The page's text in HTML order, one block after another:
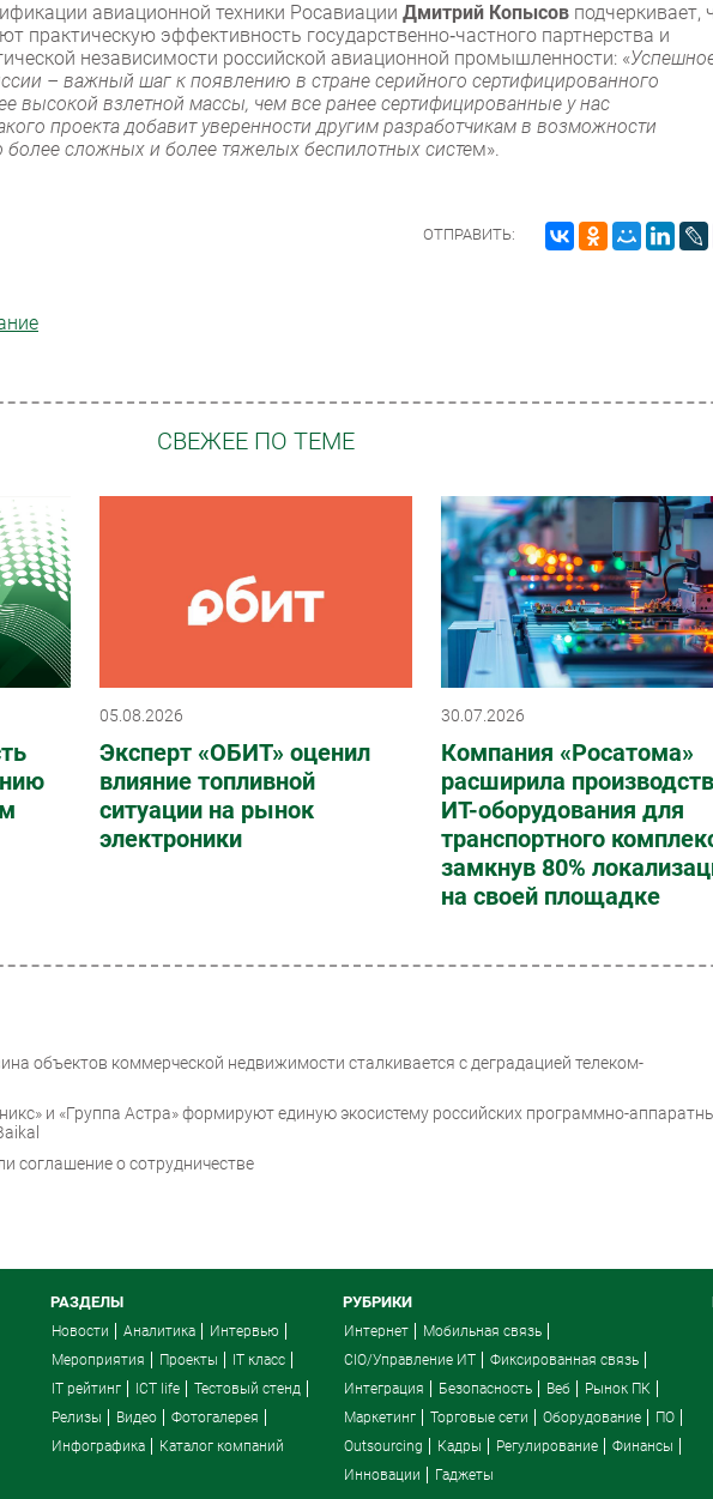
авиационной техники Росавиации Дмитрий Копысов подчеркивает,
практическую эффективность государственно‑частного партнерства и
независимости российской авиационной промышленности: «
– важный шаг к появлению в стране серийного сертифицированного
высокой взлетной массы, чем все ранее сертифицированные у нас
проекта добавит уверенности другим разработчикам в возможности
более сложных и более тяжелых беспилотных систем».
ОТПРАВИТЬ:
СВЕЖЕЕ ПО ТЕМЕ
05.08.2026
Эксперт «ОБИТ» оценил
влияние топливной
ситуации на рынок
электроники
30.07.2026
Компания «Росатома»
расширила
ИТ-оборудования для
транспортного
замкнув 80%
на своей площадке
объектов коммерческой недвижимости сталкивается с деградацией телеком-
и «Группа Астра» формируют единую экосистему российских программно-
соглашение о сотрудничестве
РАЗДЕЛЫ
Новости Аналитика
Интервью
Мероприятия
Проекты
IT класс
IT рейтинг
ICT life
Тестовый стенд
Релизы
Видео
Фотогалерея
Инфографика
Каталог компаний
РУБРИКИ
Интернет
Мобильная связь
CIO/Управление ИТ
Фиксированная связь
Интеграция
Безопасность Веб
Рынок ПК
Маркетинг
Торговые сети Оборудование
ПО
Outsourcing
Кадры Регулирование
Финансы
Инновации
Гаджеты